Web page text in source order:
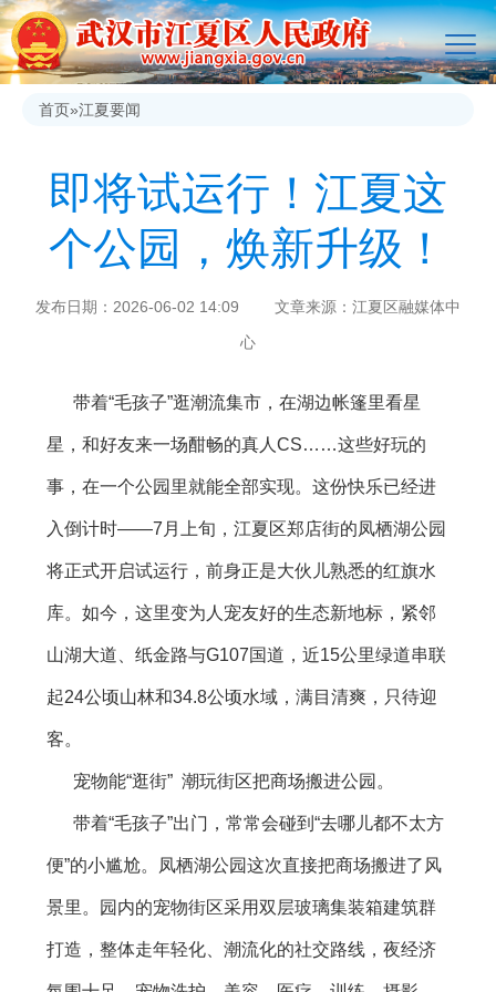
首页»江夏要闻
即将试运行！江夏这
个公园，焕新升级！
发布日期：2026-06-02 14:09 文章来源：江夏区融媒体中
心
带着“毛孩子”逛潮流集市，在湖边帐篷里看星
星，和好友来一场酣畅的真人CS……这些好玩的
事，在一个公园里就能全部实现。这份快乐已经进
入倒计时——7月上旬，江夏区郑店街的凤栖湖公园
将正式开启试运行，前身正是大伙儿熟悉的红旗水
库。如今，这里变为人宠友好的生态新地标，紧邻
山湖大道、纸金路与G107国道，近15公里绿道串联
起24公顷山林和34.8公顷水域，满目清爽，只待迎
客。
宠物能“逛街” 潮玩街区把商场搬进公园。
带着“毛孩子”出门，常常会碰到“去哪儿都不太方
便”的小尴尬。凤栖湖公园这次直接把商场搬进了风
景里。园内的宠物街区采用双层玻璃集装箱建筑群
打造，整体走年轻化、潮流化的社交路线，夜经济